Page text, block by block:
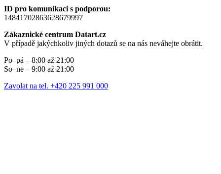
ID pro komunikaci s podporou:
14841702863628679997
Zákaznické centrum Datart.cz
V případě jakýchkoliv jiných dotazů se na nás neváhejte obrátit.
Po–pá – 8:00 až 21:00
So–ne – 9:00 až 21:00
Zavolat na tel. +420 225 991 000